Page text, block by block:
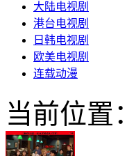
大陆电视剧
港台电视剧
日韩电视剧
欧美电视剧
连载动漫
当前位置：